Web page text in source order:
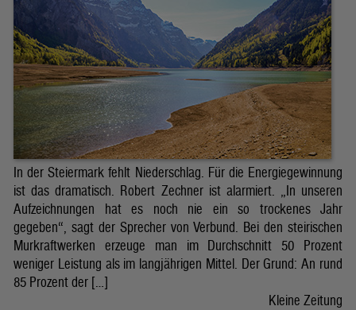
In der Steiermark fehlt Niederschlag. Für die Energiegewinnung
ist das dramatisch. Robert Zechner ist alarmiert. „In unseren
Aufzeichnungen hat es noch nie ein so trockenes Jahr
gegeben“, sagt der Sprecher von Verbund. Bei den steirischen
Murkraftwerken erzeuge man im Durchschnitt 50 Prozent
weniger Leistung als im langjährigen Mittel. Der Grund: An rund
85 Prozent der […]
Kleine Zeitung